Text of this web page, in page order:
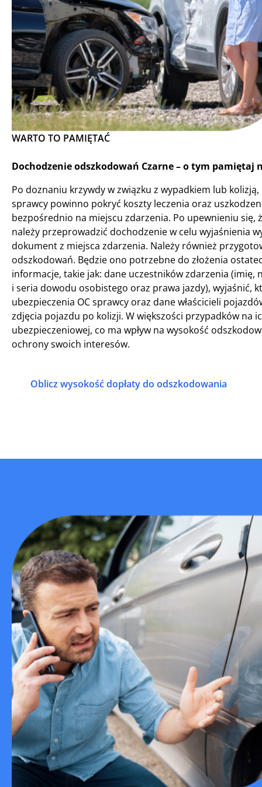
WARTO TO PAMIĘTAĆ
Dochodzenie odszkodowań Czarne – o tym pamiętaj
Po doznaniu krzywdy w związku z wypadkiem lub
sprawcy powinno pokryć koszty leczenia oraz
bezpośrednio na miejscu zdarzenia. Po upewnieniu
należy przeprowadzić dochodzenie w celu wyjaśnienia
dokument z miejsca zdarzenia. Należy również
odszkodowań. Będzie ono potrzebne do złożenia
informacje, takie jak: dane uczestników zdarzenia (imię,
i seria dowodu osobistego oraz prawa jazdy), wyjaśnić,
ubezpieczenia OC sprawcy oraz dane właścicieli
zdjęcia pojazdu po kolizji. W większości przypadków na
ubezpieczeniowej, co ma wpływ na wysokość
ochrony swoich interesów.
Oblicz wysokość dopłaty do odszkodowania